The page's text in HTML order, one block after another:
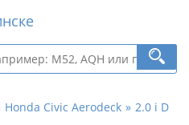
Honda Civic Aerodeck 2.0 i D